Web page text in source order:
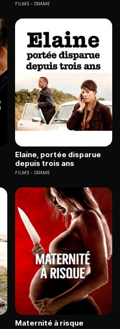
FILMS DRAME
Elaine, portée disparue
depuis trois ans
FILMS DRAME
Maternité à risque